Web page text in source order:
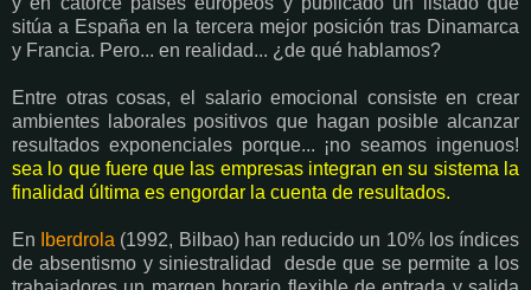
sitúa a España en la tercera mejor posición tras Dinamarca
y Francia. Pero... en realidad... ¿de qué hablamos?
Entre otras cosas, el salario emocional consiste en crear
ambientes laborales positivos que hagan posible alcanzar
resultados exponenciales porque... ¡no seamos ingenuos!
sea lo que fuere que las empresas integran en su sistema la
finalidad última es engordar la cuenta de resultados.
En Iberdrola (1992, Bilbao) han reducido un 10% los índices
de absentismo y siniestralidad desde que se permite a los